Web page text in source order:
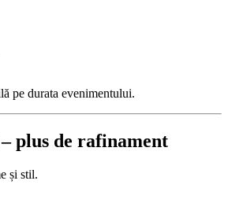
pe durata evenimentului.
plus de rafinament
și stil.